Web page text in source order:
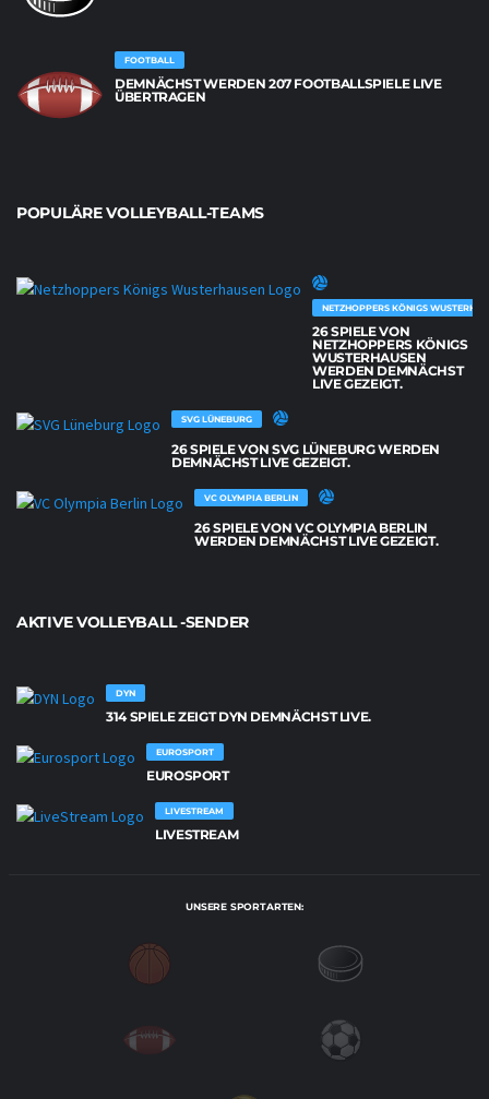
FOOTBALL
DEMNÄCHST WERDEN 207 FOOTBALLSPIELE LIVE
ÜBERTRAGEN
POPULÄRE VOLLEYBALL-TEAMS
NETZHOPPERS KÖNIGS
26 SPIELE VON
NETZHOPPERS KÖNIGS
WUSTERHAUSEN
WERDEN DEMNÄCHST
LIVE GEZEIGT.
SVG LÜNEBURG
26 SPIELE VON SVG LÜNEBURG WERDEN
DEMNÄCHST LIVE GEZEIGT.
VC OLYMPIA BERLIN
26 SPIELE VON VC OLYMPIA BERLIN
WERDEN DEMNÄCHST LIVE GEZEIGT.
AKTIVE VOLLEYBALL -SENDER
DYN
314 SPIELE ZEIGT DYN DEMNÄCHST LIVE.
EUROSPORT
EUROSPORT
LIVESTREAM
LIVESTREAM
UNSERE SPORTARTEN: